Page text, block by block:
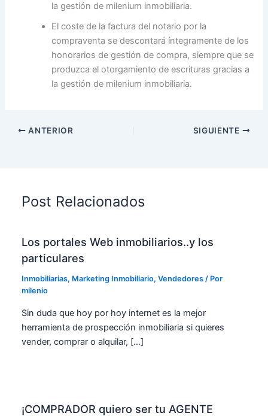
la gestión de milenium inmobiliaria.
El coste de la factura del notario por la
compraventa se descontará íntegramente de los
honorarios de gestión de compra, siempre que se
produzca el otorgamiento de escrituras gracias a
la gestión de milenium inmobiliaria.
ANTERIOR SIGUIENTE
Post Relacionados
Los portales Web inmobiliarios..y los
particulares
Inmobiliarias, Marketing Inmobiliario,Vendedores / Por
milenio
Sin duda que hoy por hoy internet es la mejor
herramienta de prospección inmobiliaria si quieres
vender, comprar o alquilar, […]
¡COMPRADOR quiero ser tu AGENTE